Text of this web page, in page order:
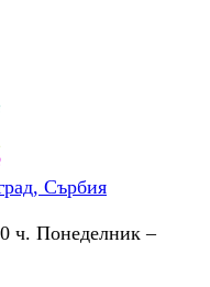
Сърбия
ч. Понеделник –